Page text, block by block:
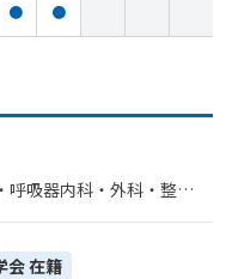
● ●
呼吸器内科・​外科・​整形
会在籍